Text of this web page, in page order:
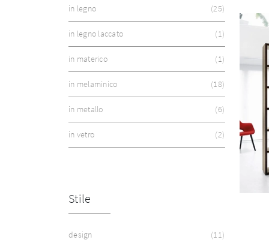
in legno 25
in legno laccato 1
in materico 1
in melaminico 18
in metallo 6
in vetro 2
Stile
design 11